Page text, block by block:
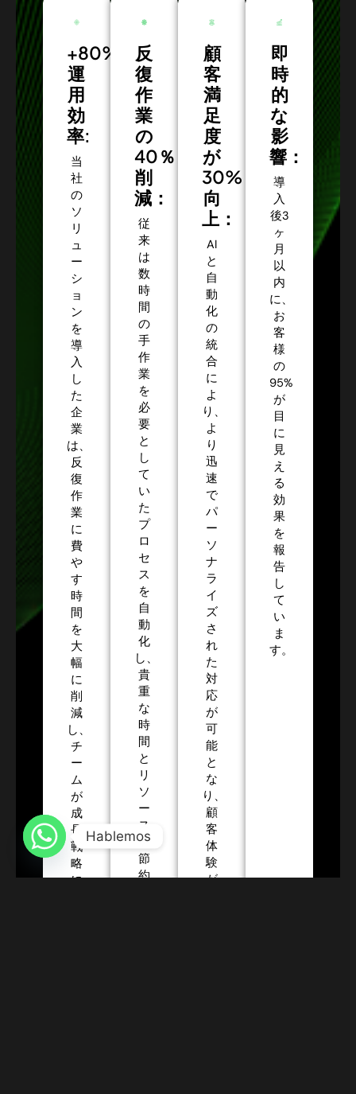
+80%
運
用
効
率:
当
社
の
ソ
リ
ュ
ー
シ
ョ
ン
を
導
入
し
た
企
業
は、
反
復
作
業
に
費
や
す
時
間
を
大
幅
に
削
減
し、
チ
ー
ム
が
成
長
戦
略
に
反
復
作
業
の
40％
削
減：
従
来
は
数
時
間
の
手
作
業
を
必
要
と
し
て
い
た
プ
ロ
セ
ス
を
自
動
化
し、
貴
重
な
時
間
と
リ
ソ
ー
ス
を
節
約
顧
客
満
足
度
が
30%
向
上：
AI
と
自
動
化
の
統
合
に
よ
り、
よ
り
迅
速
で
パ
ー
ソ
ナ
ラ
イ
ズ
さ
れ
た
対
応
が
可
能
と
な
り、
顧
客
体
験
が
即
時
的
な
影
響：
導
入
後3
ヶ
月
以
内
に、
お
客
様
の
95%
が
目
に
見
え
る
効
果
を
報
告
し
て
い
ま
す。
Hablemos